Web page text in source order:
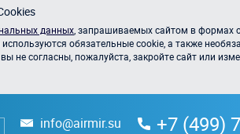
данных , запрашиваемых сайтом в формах
обязательные cookie, а также
согласны, пожалуйста, закройте сайт или
info@airmir.su +7 (499)